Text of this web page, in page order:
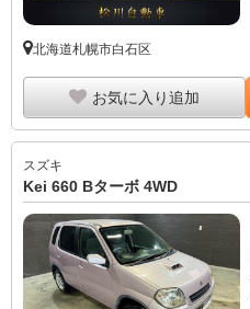
北海道札幌市白石区
お気に入り追加
スズキ
Kei 660 Bターボ 4WD